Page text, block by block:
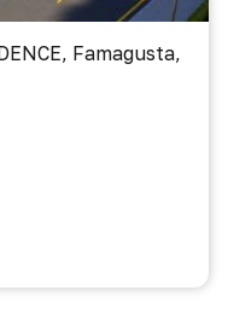
Famagusta,